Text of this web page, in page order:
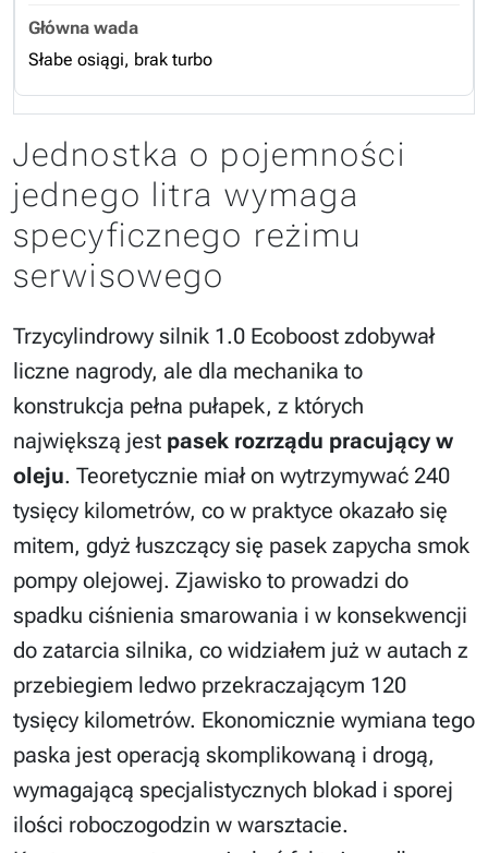
Słabe osiągi, brak turbo
Jednostka o pojemności
jednego litra wymaga
specyficznego reżimu
serwisowego
Trzycylindrowy silnik 1.0 Ecoboost zdobywał
liczne nagrody, ale dla mechanika to
konstrukcja pełna pułapek, z których
największą jest pasek rozrządu pracujący w
oleju. Teoretycznie miał on wytrzymywać 240
tysięcy kilometrów, co w praktyce okazało się
mitem, gdyż łuszczący się pasek zapycha smok
pompy olejowej. Zjawisko to prowadzi do
spadku ciśnienia smarowania i w konsekwencji
do zatarcia silnika, co widziałem już w autach z
przebiegiem ledwo przekraczającym 120
tysięcy kilometrów. Ekonomicznie wymiana tego
paska jest operacją skomplikowaną i drogą,
wymagającą specjalistycznych blokad i sporej
ilości roboczogodzin w warsztacie.